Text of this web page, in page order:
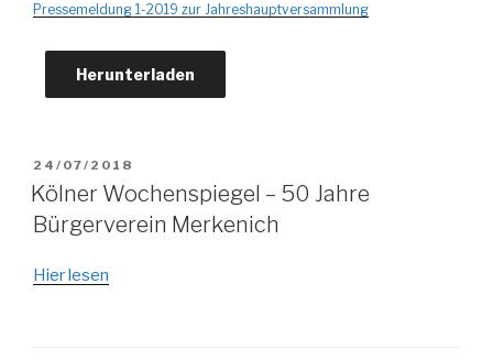
Pressemeldung 1-2019 zur Jahreshauptversammlung
Herunterladen
VERÖFFENTLICHT
AM
24/07/2018
Kölner Wochenspiegel – 50 Jahre
Bürgerverein Merkenich
Hier lesen